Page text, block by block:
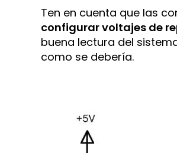
Ten en cuenta que las
configurar voltajes de
buena lectura del
como se debería.